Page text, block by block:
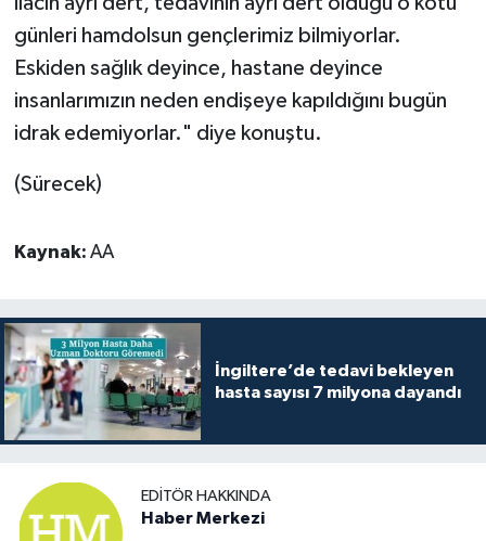
günleri hamdolsun gençlerimiz bilmiyorlar.
Eskiden sağlık deyince, hastane deyince
insanlarımızın neden endişeye kapıldığını bugün
idrak edemiyorlar." diye konuştu.
(Sürecek)
Kaynak: AA
İngiltere’de tedavi bekleyen
hasta sayısı 7 milyona dayandı
EDITÖR HAKKINDA
Haber Merkezi